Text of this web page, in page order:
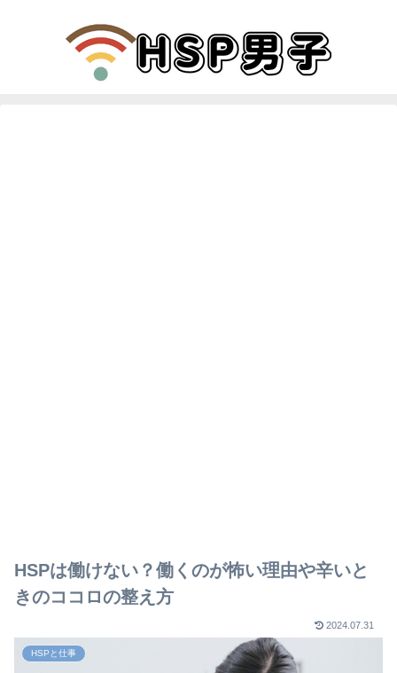
HSPは働けない？働くのが怖い理由や辛いと
きのココロの整え方
2024.07.31
HSPと仕事